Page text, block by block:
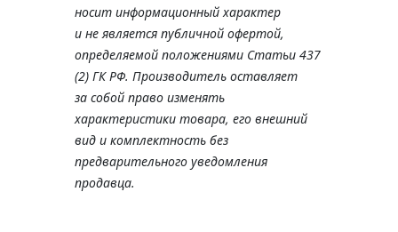
носит информационный характер
и не является публичной офертой,
определяемой положениями Статьи 437
(2) ГК РФ. Производитель оставляет
за собой право изменять
характеристики товара, его внешний
вид и комплектность без
предварительного уведомления
продавца.